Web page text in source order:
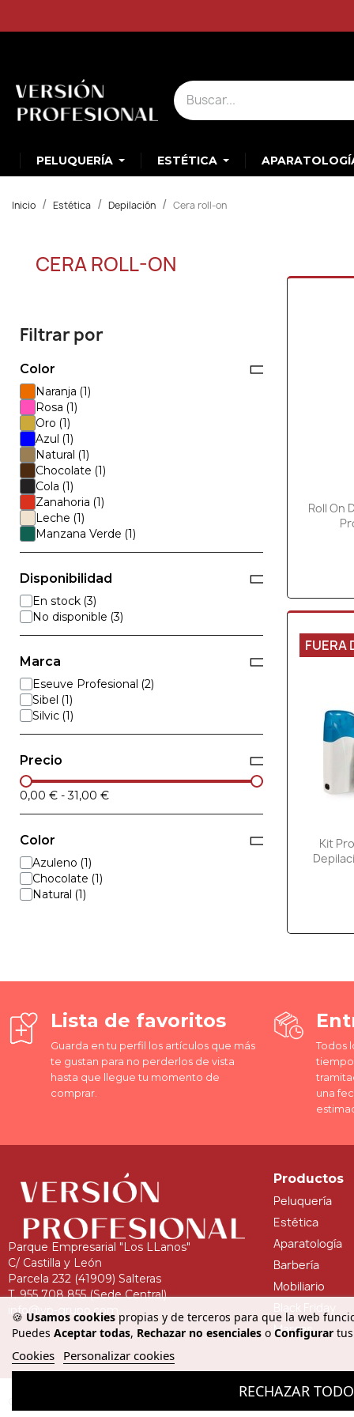
PELUQUERÍA ESTÉTICA
Inicio Estética Depilación Cera roll-on
CERA ROLL-ON
Filtrar por
Color
Naranja
Rosa
Oro
Azul
Natural
Chocolate
Cola
Zanahoria
Leche
Manzana Verde
Disponibilidad
En stock
No disponible
Marca
Eseuve Profesional
Sibel
Silvic
Precio
0,00 € -31,00 €
Color
Azuleno
Chocolate
Natural
Roll On
Kit
FUERA
🍪 Usamos cookies propias y de terceros para que la web
Puedes Aceptar todas, Rechazar no esenciales o Configurar
Cookies Personalizar cookies
RECHAZAR TODO
Lista de favoritos
Guarda en tu perfil los artículos que más
te gustan para no perderlos de vista
hasta que llegue tu momento de
comprar.
Todos
tiempo
una
Parque Empresarial "Los LLanos"
C/ Castilla y León
Parcela 232 (41909) Salteras
T. 955 708 855 (Sede Central)
info@vp-grupo.com
Productos
Peluquería
Estética
Aparatología
Barbería
Mobiliario
Marcas